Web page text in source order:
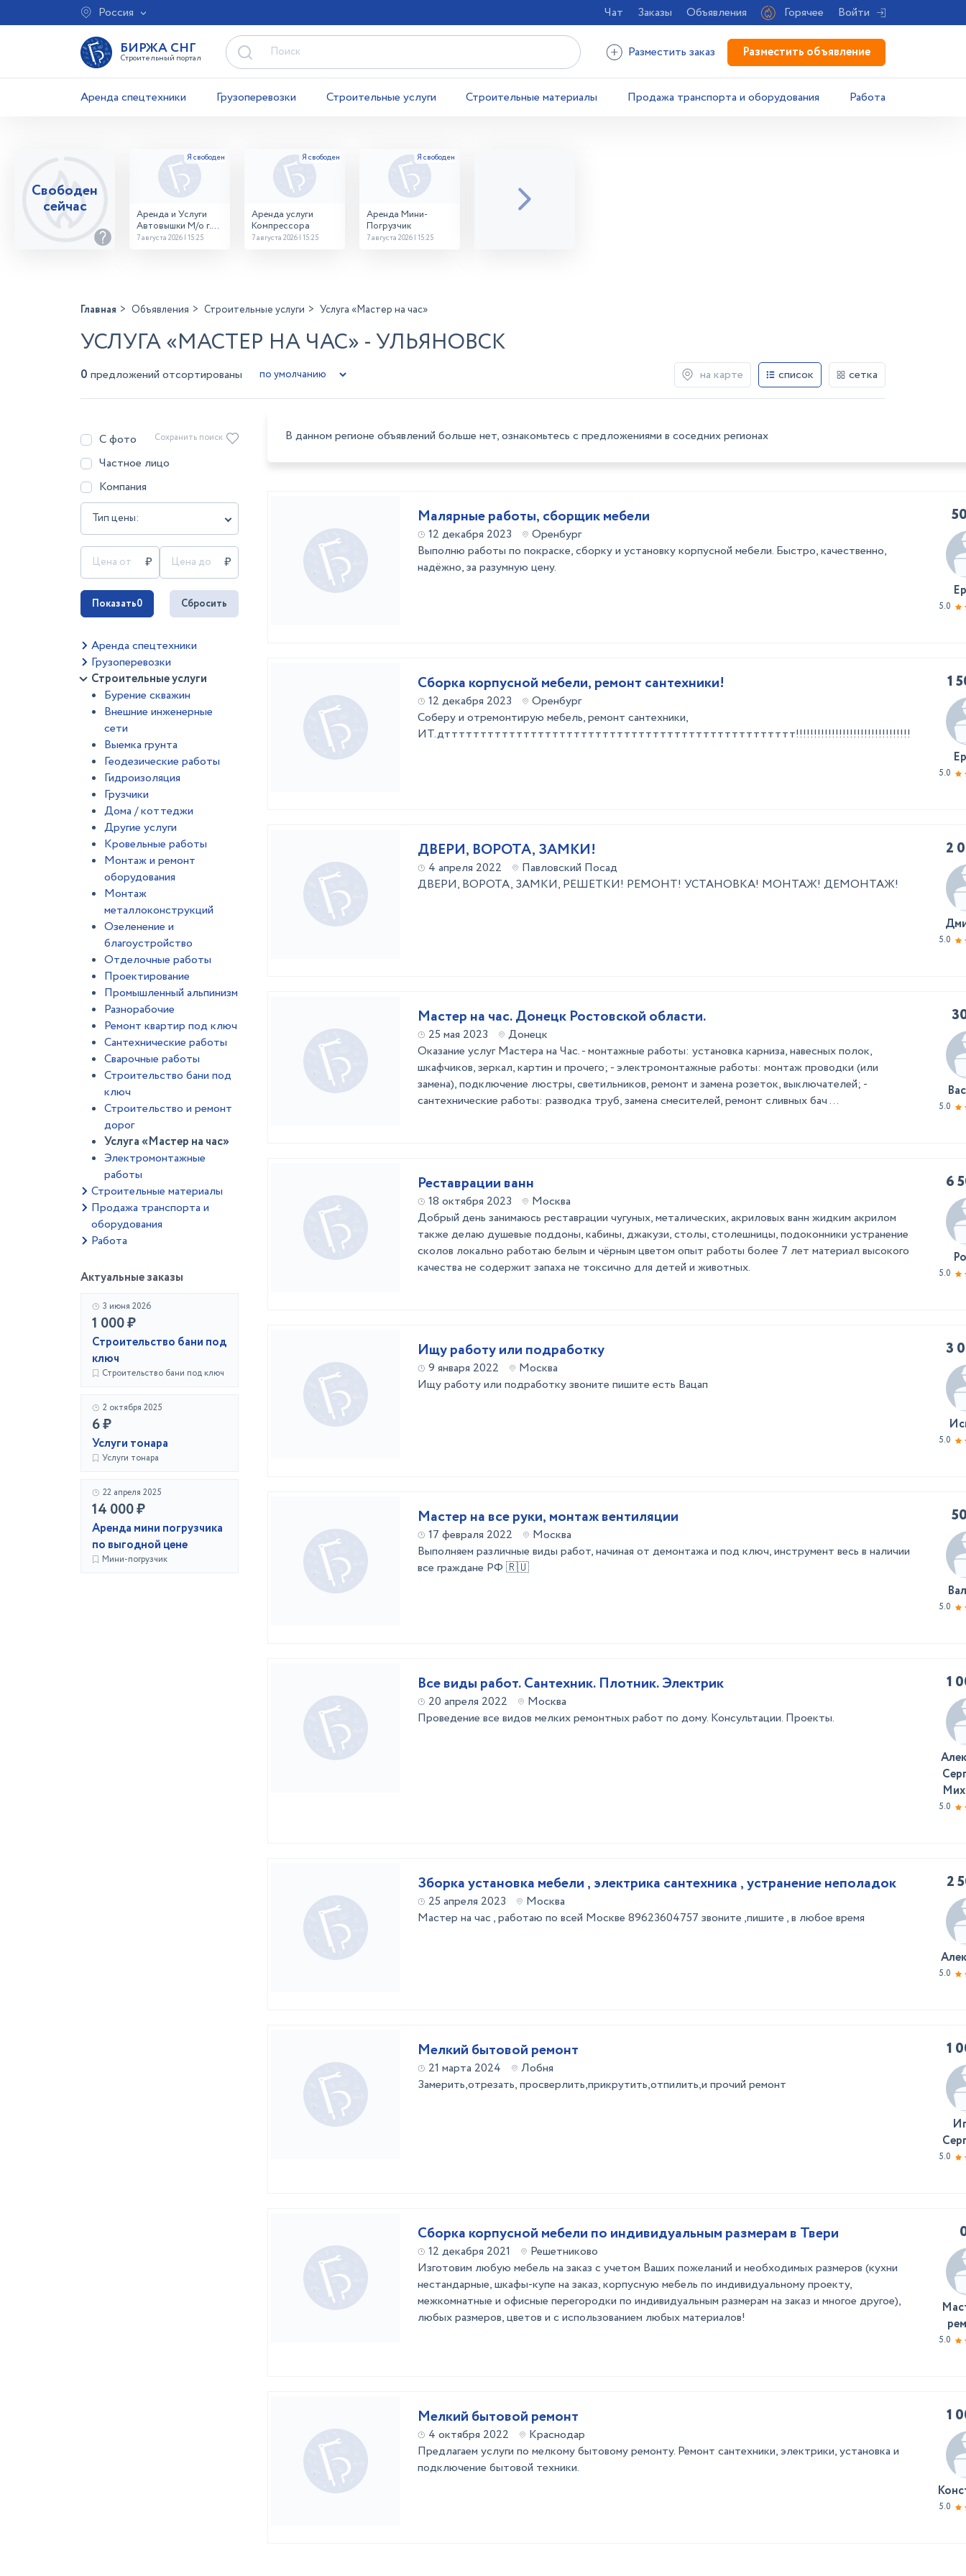
Россия Чат Заказы Объявления Горячее Войти
БИРЖА СНГ
Строительный портал Разместить заказ Разместить объявление
Аренда спецтехники Грузоперевозки Строительные услуги Строительные материалы Продажа транспорта и оборудования Работа
Свободен
сейчас
Аренда и Услуги
Автовышки М/о г.
Домодедово
7 августа 2026 | 15:25
Аренда услуги
Компрессора
7 августа 2026 | 15:25
Аренда Мини-
Погрузчик
7 августа 2026 | 15:25
Главная Объявления Строительные услуги Услуга «Мастер на час»
УСЛУГА «МАСТЕР НА ЧАС» - УЛЬЯНОВСК
0 предложений отсортированы на карте список сетка
С фото
Частное лицо
Компания
Тип цены:
Сохранить поиск
Показать0 Сбросить
Аренда спецтехники
Грузоперевозки
Строительные услуги
Бурение скважин
Внешние инженерные
сети
Выемка грунта
Геодезические работы
Гидроизоляция
Грузчики
Дома / коттеджи
Другие услуги
Кровельные работы
Монтаж и ремонт
оборудования
Монтаж
металлоконструкций
Озеленение и
благоустройство
Отделочные работы
Проектирование
Промышленный альпинизм
Разнорабочие
Ремонт квартир под ключ
Сантехнические работы
Сварочные работы
Строительство бани под
ключ
Строительство и ремонт
дорог
Услуга «Мастер на час»
Электромонтажные
работы
Строительные материалы
Продажа транспорта и
оборудования
Работа
Актуальные заказы
3 июня 2026
1 000 ₽
Строительство бани под
ключ
Строительство бани под ключ
2 октября 2025
6 ₽
Услуги тонара
Услуги тонара
22 апреля 2025
14 000 ₽
Аренда мини погрузчика
по выгодной цене
Мини-погрузчик
В данном регионе объявлений больше нет, ознакомьтесь с предложениями в соседних регионах
Малярные работы, сборщик мебели
12 декабря 2023
Оренбург
Выполню работы по покраске, сборку и установку корпусной мебели. Быстро, качественно,
надёжно, за разумную цену.
5.0
Сборка корпусной мебели, ремонт сантехники!
12 декабря 2023
Оренбург
Соберу и отремонтирую мебель, ремонт сантехники,
ИТ.дттттттттттттттттттттттттттттттттттттттттттттттттт!!!!!!!!!!!!!!!!!!!!!!!!!!!!!!!!
1
5.0
ДВЕРИ, ВОРОТА, ЗАМКИ!
4 апреля 2022
Павловский Посад
ДВЕРИ, ВОРОТА, ЗАМКИ, РЕШЕТКИ! РЕМОНТ! УСТАНОВКА! МОНТАЖ! ДЕМОНТАЖ!
2
5.0
Мастер на час. Донецк Ростовской области.
25 мая 2023
Донецк
Оказание услуг Мастера на Час. - монтажные работы: установка карниза, навесных полок,
шкафчиков, зеркал, картин и прочего; - электромонтажные работы: монтаж проводки (или
замена), подключение люстры, светильников, ремонт и замена розеток, выключателей; -
сантехнические работы: разводка труб, замена смесителей, ремонт сливных бач ...
5.0
Реставрации ванн
18 октября 2023
Москва
Добрый день занимаюсь реставрации чугуных, металических, акриловых ванн жидким акрилом
также делаю душевые поддоны, кабины, джакузи, столы, столешницы, подоконники устранение
сколов локально работаю белым и чёрным цветом опыт работы более 7 лет материал высокого
качества не содержит запаха не токсично для детей и животных.
6
5.0
Ищу работу или подработку
9 января 2022
Москва
Ищу работу или подработку звоните пишите есть Вацап
3
5.0
Мастер на все руки, монтаж вентиляции
17 февраля 2022
Москва
Выполняем различные виды работ, начиная от демонтажа и под ключ, инструмент весь в наличии
все граждане РФ 🇷🇺
5.0
Все виды работ. Сантехник. Плотник. Электрик
20 апреля 2022
Москва
Проведение все видов мелких ремонтных работ по дому. Консультации. Проекты.
1
5.0
Зборка установка мебели , электрика сантехника , устранение неполадок
25 апреля 2023
Москва
Мастер на час , работаю по всей Москве 89623604757 звоните ,пишите , в любое время
2
5.0
Мелкий бытовой ремонт
21 марта 2024
Лобня
Замерить,отрезать, просверлить,прикрутить,отпилить,и прочий ремонт
1
5.0
Сборка корпусной мебели по индивидуальным размерам в Твери
12 декабря 2021
Решетниково
Изготовим любую мебель на заказ с учетом Ваших пожеланий и необходимых размеров (кухни
нестандарные, шкафы-купе на заказ, корпусную мебель по индивидуальному проекту,
межкомнатные и офисные перегородки по индивидуальным размерам на заказ и многое другое),
любых размеров, цветов и с использованием любых материалов!
5.0
Мелкий бытовой ремонт
4 октября 2022
Краснодар
Предлагаем услуги по мелкому бытовому ремонту. Ремонт сантехники, электрики, установка и
подключение бытовой техники.
1
5.0